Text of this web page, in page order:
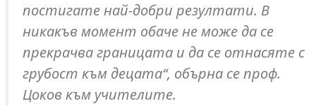
постигате най-добри резултати. В
никакъв момент обаче не може да се
прекрачва границата и да се отнасяте с
грубост към децата“, обърна се проф.
Цоков към учителите.